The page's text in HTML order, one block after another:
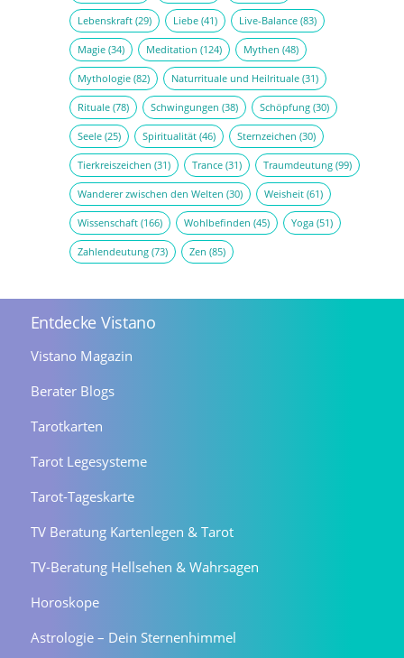
Lebenskraft(29) Liebe(41) Live-Balance(83)
Magie(34) Meditation (124) Mythen (48)
Mythologie(82) Naturrituale und Heilrituale(31)
Rituale(78) Schwingungen (38) Schöpfung(30)
Seele(25) Spiritualität(46) Sternzeichen (30)
Tierkreiszeichen (31) Trance(31) Traumdeutung(99)
Wanderer zwischen den Welten (30) Weisheit(61)
Wissenschaft(166) Wohlbefinden (45) Yoga(51)
Zahlendeutung(73) Zen (85)
Entdecke Vistano
Vistano Magazin
Berater Blogs
Tarotkarten
Tarot Legesysteme
Tarot-Tageskarte
TV Beratung Kartenlegen & Tarot
TV-Beratung Hellsehen & Wahrsagen
Horoskope
Astrologie – Dein Sternenhimmel